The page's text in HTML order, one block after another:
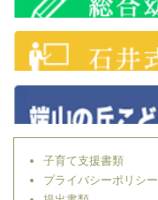
子育て支援書類
プライバシーポリシー